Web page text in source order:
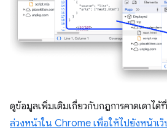
ดูข้อมูลเพิ่มเติมเกี่ยวกับกฎการคาดเดาได้
ล่วงหน้าใน Chrome เพื่อให้ไปยังหน้าเ